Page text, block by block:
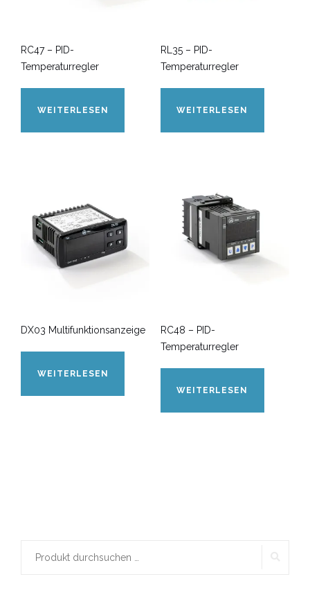
RC47 – PID-
Temperaturregler
WEITERLESEN
RL35 – PID-
Temperaturregler
WEITERLESEN
DX03 Multifunktionsanzeige
WEITERLESEN
RC48 – PID-
Temperaturregler
WEITERLESEN
Suchen